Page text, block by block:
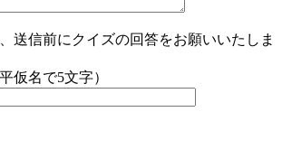
送信前にクイズの回答をお願いいたしま
仮名で5文字）